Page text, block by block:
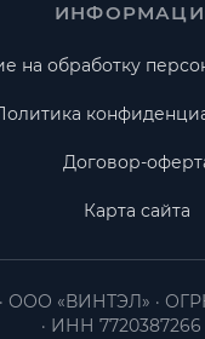
на обработку
Договор-
Карта сайта
ООО «ВИНТЭЛ»
ИНН 7720387266